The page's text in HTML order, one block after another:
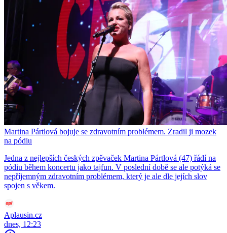
Martina Pártlová bojuje se zdravotním problémem. Zradil ji mozek
na pódiu
Jedna z nejlepších českých zpěvaček Martina Pártlová (47) řádí na
pódiu během koncertu jako tajfun. V poslední době se ale potýká se
nepříjemným zdravotním problémem, který je ale dle jejích slov
spojen s věkem.
Aplausin.cz
dnes, 12:23